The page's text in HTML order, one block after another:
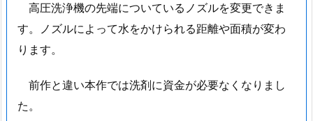
高圧洗浄機の先端についているノズルを変更できま
す。ノズルによって水をかけられる距離や面積が変わ
ります。
前作と違い本作では洗剤に資金が必要なくなりまし
た。